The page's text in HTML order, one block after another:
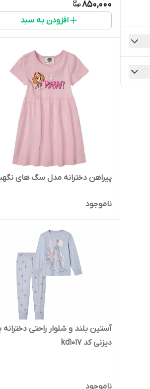
850,000
افزودن به سبد
پیراهن دخترانه مدل سگ های
ناموجود
آستین بلند و شلوار راحتی دخترانه
دیزنی کد kd1017
ناموجود